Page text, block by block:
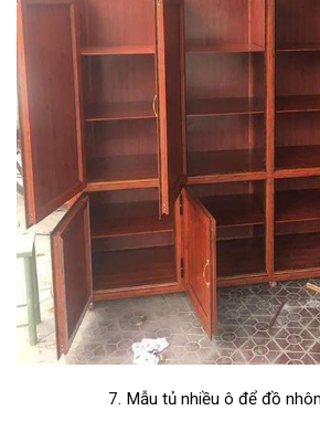
7. Mẫu tủ nhiều ô để đồ